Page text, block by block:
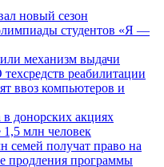
новый сезон
студентов «Я —
механизм выдачи
реабилитации
ввоз компьютеров и
донорских акциях
1,5 млн человек
семей получат право на
продления программы